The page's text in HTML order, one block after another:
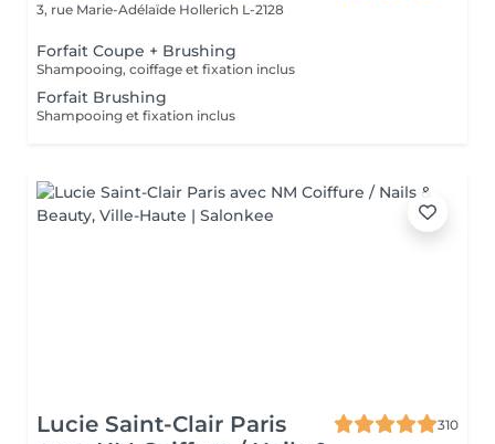
3, rue Marie-Adélaïde Hollerich L-2128
Forfait Coupe + Brushing
Shampooing, coiffage et fixation inclus
Forfait Brushing
Shampooing et fixation inclus
Lucie Saint-Clair Paris
310